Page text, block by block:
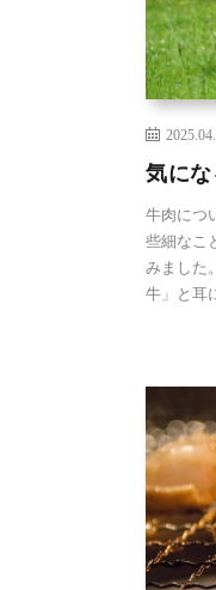
気に
牛肉につ
些細なこ
みました
牛」と耳